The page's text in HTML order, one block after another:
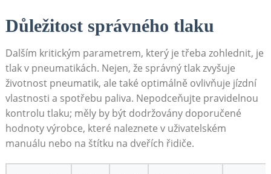
Důležitost ‍správného tlaku
Dalším kritickým parametrem, ⁢který ⁤je‌ třeba zohlednit, je
tlak v pneumatikách. Nejen, že správný tlak zvyšuje
⁣životnost pneumatik, ale také​ optimálně ‌ovlivňuje jízdní
vlastnosti a spotřebu paliva. Nepodceňujte⁢ pravidelnou
kontrolu ⁣tlaku; měly by být​ dodržovány doporučené
hodnoty ‍výrobce, které naleznete v uživatelském
manuálu nebo na štítku ‍na dveřích řidiče.